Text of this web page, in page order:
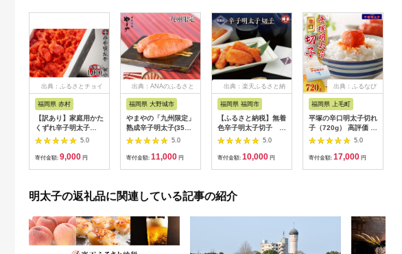
出典：ふるさとチョイ
福岡県 赤村
【訳あり】家庭用かた
くずれ辛子明太子
1000g（500g×2パッ
5.0
寄付金額: 9,000 円
出典：ANAのふるさと
福岡県 大野城市
やまやの「九州限定」
熟成辛子明太子(350g)
(大野城市)【配送不可
地域：離島】
5.0
寄付金額: 11,000 円
出典：楽天ふるさと納
福岡県 福岡市
【ふるさと納税】無着
色辛子明太子切子
110g×3個【クール便
不可地域（伊豆・小笠
原諸島）配送不可】 |
5.0
寄付金額: 10,000 円
出典：ふるなび
福岡県 上毛町
平塚の辛口明太子切れ
子（720g） 高評価 平
塚 辛口明太子 720g
口 明太子専門店 明太
り寄せ お取り寄せグ
5.0
寄付金額: 17,000 円
明太子の返礼品に関連している記事の紹介